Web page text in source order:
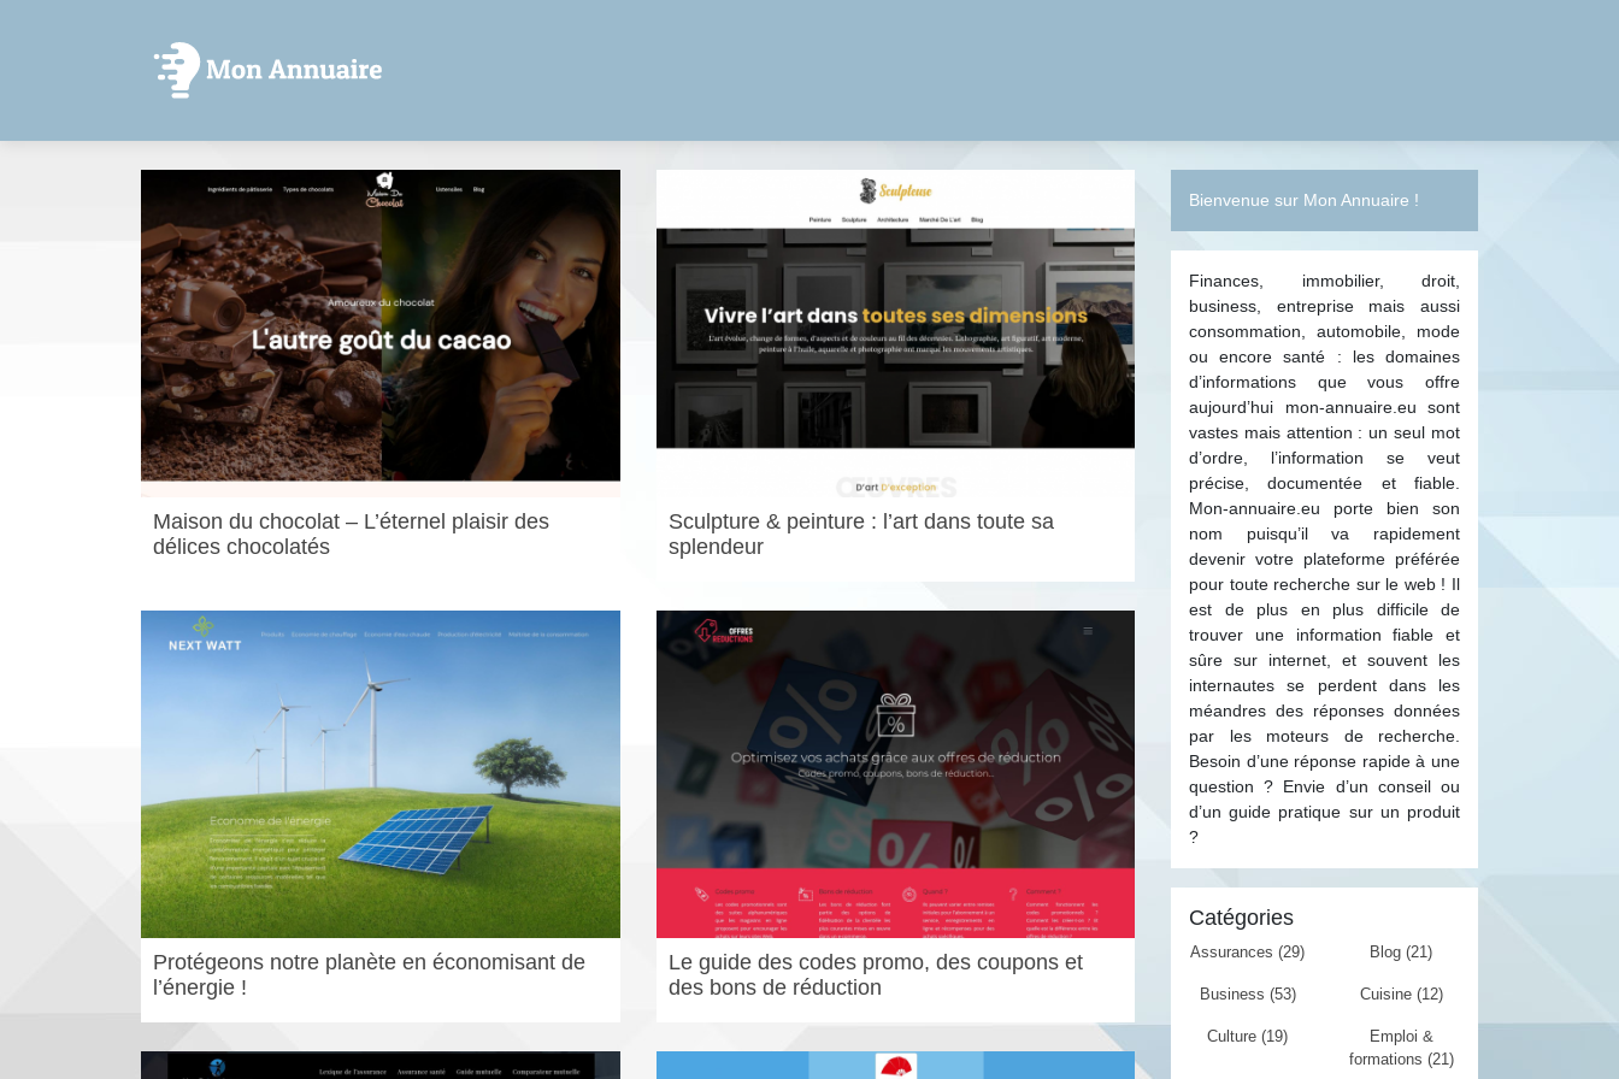
Maison du chocolat – L’éternel plaisir des
délices chocolatés
Sculpture & peinture : l’art dans toute sa
splendeur
Protégeons notre planète en économisant de
l’énergie !
Le guide des codes promo, des coupons et
des bons de réduction
Bienvenue sur Mon Annuaire !
Finances, immobilier, droit,
business, entreprise mais aussi
consommation, automobile, mode
ou encore santé : les domaines
d’informations que vous offre
aujourd’hui mon-annuaire.eu sont
vastes mais attention : un seul mot
d’ordre, l’information se veut
précise, documentée et fiable.
Mon-annuaire.eu porte bien son
nom puisqu’il va rapidement
devenir votre plateforme préférée
pour toute recherche sur le web ! Il
est de plus en plus difficile de
trouver une information fiable et
sûre sur internet, et souvent les
internautes se perdent dans les
méandres des réponses données
par les moteurs de recherche.
Besoin d’une réponse rapide à une
question ? Envie d’un conseil ou
d’un guide pratique sur un produit
?
Catégories
Assurances (29) Blog (21)
Business (53) Cuisine (12)
Culture (19)
Emploi &
formations (21)